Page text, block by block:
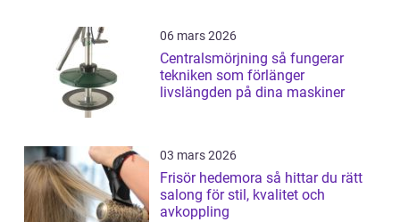
06 mars 2026
Centralsmörjning så fungerar
tekniken som förlänger
livslängden på dina maskiner
03 mars 2026
Frisör hedemora så hittar du rätt
salong för stil, kvalitet och
avkoppling